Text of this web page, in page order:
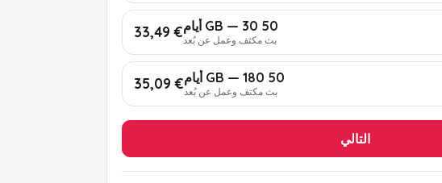
50 GB — 30 أيام
بث مكثف وعمل عن بُعد€ 33,49
50 GB — 180 أيام
بث مكثف وعمل عن بُعد € 35,09
التالي